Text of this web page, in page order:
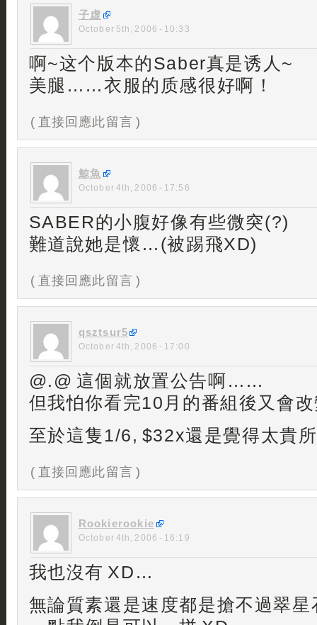
子虚
October 5th, 2006 - 10:33
啊~这个版本的Saber真是诱人~
美腿……衣服的质感很好啊！
( 直接回應此留言 )
鯨魚
October 4th, 2006 - 17:56
SABER的小腹好像有些微突(?)
難道說她是懷…(被踢飛XD)
( 直接回應此留言 )
qsztsur5
October 4th, 2006 - 17:00
@.@ 這個就放置公告啊……
但我怕你看完10月的番組後又會
至於這隻1/6, $32x還是覺得太貴
( 直接回應此留言 )
Rookierookie
October 4th, 2006 - 16:19
我也沒有 XD…
無論質素還是速度都是搶不過翠